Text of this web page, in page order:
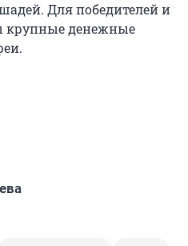
Для победителей и
крупные денежные